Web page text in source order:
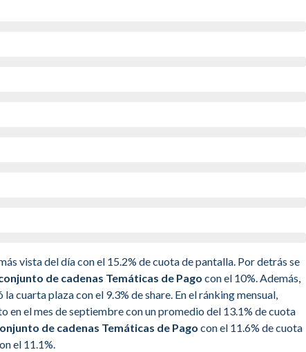
vista del día con el 15.2% de cuota de pantalla. Por detrás se
de cadenas Temáticas de Pago con el 10%. Además,
la cuarta plaza con el 9.3% de share. En el ránking mensual,
en el mes de septiembre con un promedio del 13.1% de cuota
de cadenas Temáticas de Pago con el 11.6% de cuota
el 11.1%.